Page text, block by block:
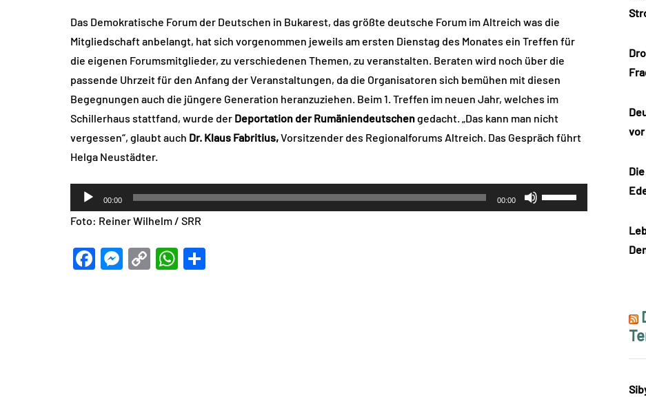
Das Demokratische Forum der Deutschen in Bukarest, das größte deutsche Forum im Altreich was die
Mitgliedschaft anbelangt, hat sich vorgenommen jeweils am ersten Dienstag des Monates ein Treffen für
die eigenen Forumsmitglieder, zu verschiedenen Themen, zu veranstalten. Beraten wird noch über die
passende Uhrzeit für den Anfang der Veranstaltungen, da die Organisatoren sich bemühen mit diesen
Begegnungen auch die jüngere Generation heranzuziehen. Beim 1. Treffen im neuen Jahr, welches im
Schillerhaus stattfand, wurde der Deportation der Rumäniendeutschengedacht. „Das kann man nicht
vergessen“, glaubt auch Dr. Klaus Fabritius,Vorsitzender des Regionalforums Altreich. Das Gespräch führt
Helga Neustädter.
Audio-
Player
00:00 00:00
Pfeiltasten
Hoch/Runter
Foto: Reiner Wilhelm / SRR
Facebook
Messenger
CopyWhatsApp